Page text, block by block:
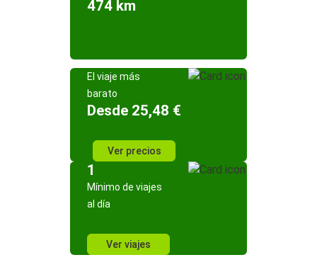
474 km
El viaje más
barato
Desde 25,48 €
Ver precios
1
Mínimo de viajes
al día
Ver viajes